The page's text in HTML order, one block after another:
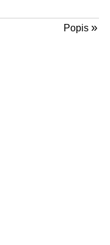
Popis »